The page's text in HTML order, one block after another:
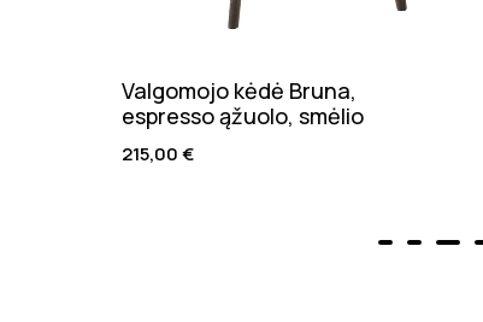
Valgomojo kėdė Bruna,
espresso ąžuolo, smėlio
215,00€